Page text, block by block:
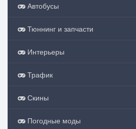
Автобусы
Тюннинг и запчасти
Интерьеры
Трафик
Скины
Погодные моды